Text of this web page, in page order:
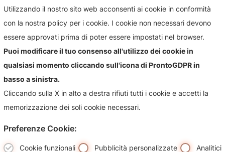
Contattaci!
Contattaci per qualsiasi informazioni sul nostro negozio e i
suoi prodotti, sarà nostra premura risponderti più
celermente possibile.
Utilizzando il nostro sito web acconsenti ai cookie in conformità
con la nostra policy per i cookie. I cookie non necessari devono
essere approvati prima di poter essere impostati nel browser.
Puoi modificare il tuo consenso all'utilizzo dei cookie in
qualsiasi momento cliccando sull'icona di ProntoGDPR in
basso a sinistra.
Cliccando sulla X in alto a destra rifiuti tutti i cookie e accetti la
memorizzazione dei soli cookie necessari.
Preferenze Cookie:
Cookie funzionali Pubblicità personalizzate Analitici